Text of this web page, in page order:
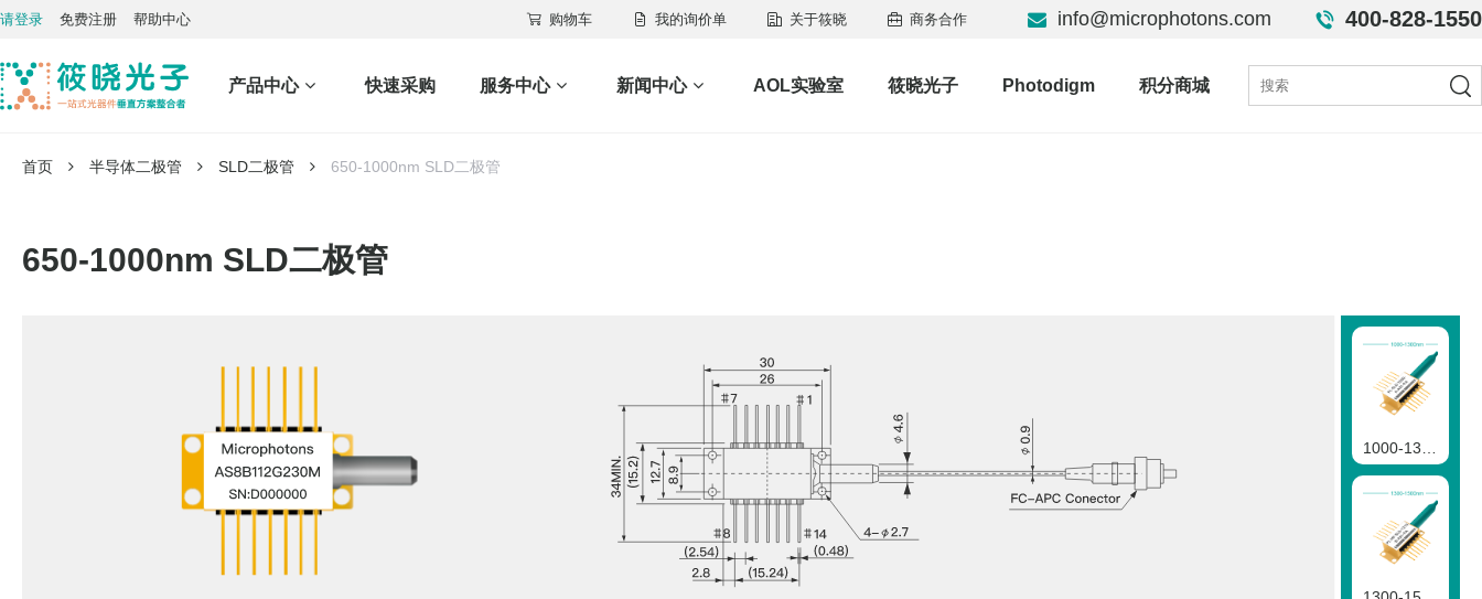
请登录 免费注册 帮助中心 购物车 我的询价单 关于筱晓 商务合作 info@microphotons.com 400-828-1550
产品中心 快速采购 服务中心 新闻中心 AOL实验室 筱晓光子 Photodigm 积分商城
首页 半导体二极管 SLD二极管 650-1000nm SLD二极管
650-1000nm SLD二极管